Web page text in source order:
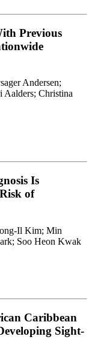
Previous
Andersen;
Aalders; Christina
Is
of
Il Kim; Min
Soo Heon Kwak
Caribbean
Sight-